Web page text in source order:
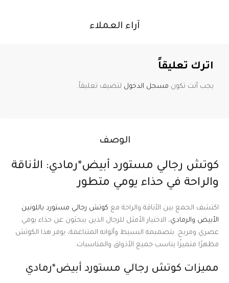
الوصف
كوتش رجالي مستورد أبيض*رمادي: الأناقة
والراحة في حذاء يومي متطور
اكتشف الجمع بين الأناقة والراحة مع كوتش رجالي مستورد باللونين
الأبيض والرمادي، الاختيار الأمثل للرجال الذين يبحثون عن حذاء يومي
عصري ومريح. بتصميمه البسيط وألوانه المتناغمة، يوفر هذا الكوتش
مظهرًا متميزًا يناسب جميع الأذواق والمناسبات.
مميزات كوتش رجالي مستورد أبيض*رمادي
آراء العملاء
اترك تعليقاً
يجب أنت تكون مسجل الدخول لتضيف تعليقاً.